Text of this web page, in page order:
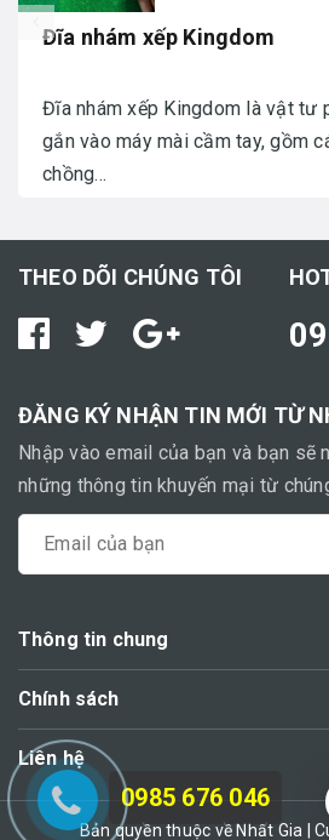
Đĩa nhám xếp Kingdom
Đĩa nhám xếp Kingdom là vật tư
gắn vào máy mài cầm tay, gồm
chồng...
THEO DÕI CHÚNG TÔI
ĐĂNG KÝ NHẬN TIN MỚI TỪ
Nhập vào email của bạn và bạn sẽ
những thông tin khuyến mại từ
Thông tin chung
Chính sách
Liên hệ
Bản quyền thuộc về Nhất Gia |
0985 676 046